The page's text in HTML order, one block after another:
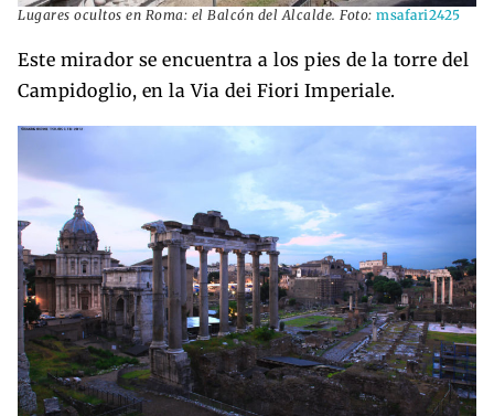
Lugares ocultos en Roma: el Balcón del Alcalde. Foto: msafari2425
Este mirador se encuentra a los pies de la torre del
Campidoglio, en la Via dei Fiori Imperiale.